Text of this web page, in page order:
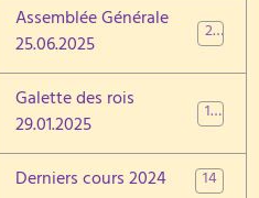
Assemblée Générale
25.06.2025
22
Galette des rois
29.01.2025
19
Derniers cours 2024 14